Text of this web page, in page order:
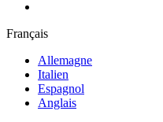
Français
Allemagne
Italien
Espagnol
Anglais